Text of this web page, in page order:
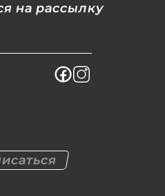
на рассылку